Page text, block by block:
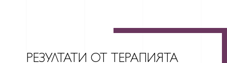
РЕЗУЛТАТИ ОТ ТЕРАПИЯТА